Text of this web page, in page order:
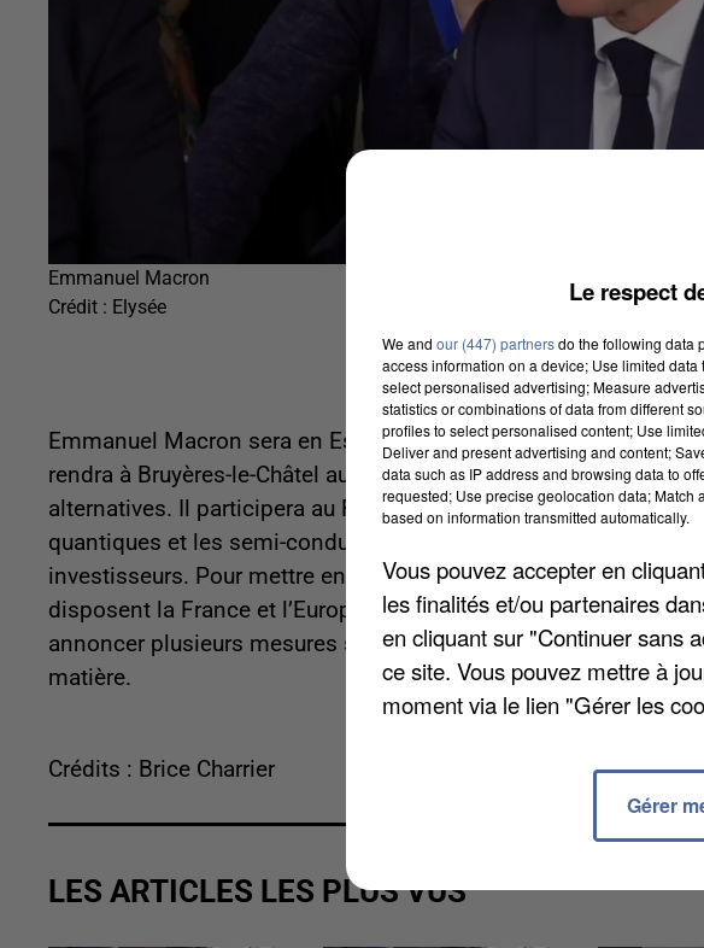
Emmanuel Macron
Crédit : Elysée
Emmanuel Macron sera en Essonne demain 22 mai 2026
rendra à Bruyères-le-Châtel au Très Grand Centre de Calcul du
alternatives. Il participera au Forum européen sur la puissance
quantiques et les semi-conducteurs. L’évènement réunira
investisseurs. Pour mettre en lumière les savoir-faire, les talents
disposent la France et l’Europe sur ces technologies d’avenir.
annoncer plusieurs mesures structurantes destinées à
matière.
Crédits : Brice Charrier
LES ARTICLES LES PLUS VUS
Le respect
We and our (447) partnersdo the following data
access information on a device; Use limited
select personalised advertising; Measure
statistics or combinations of data from different
profiles to select personalised content; Use
Deliver and present advertising and content;
data such as IP address and browsing data to
requested; Use precise geolocation data; Match
based on information transmitted automatically.
Vous pouvez accepter en
les finalités et/ou partenaires
en cliquant sur "Continuer sans
ce site. Vous pouvez mettre à
moment via le lien "Gérer les
Gérer